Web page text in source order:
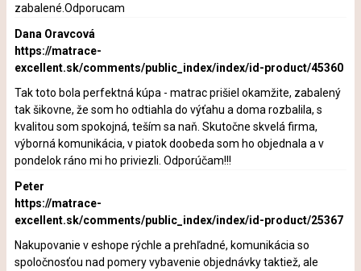
zabalené.Odporucam
Dana Oravcová
https://matrace-
excellent.sk/comments/public_index/index/id-product/45360
Tak toto bola perfektná kúpa - matrac prišiel okamžite, zabalený
tak šikovne, že som ho odtiahla do výťahu a doma rozbalila, s
kvalitou som spokojná, teším sa naň. Skutočne skvelá firma,
výborná komunikácia, v piatok doobeda som ho objednala a v
pondelok ráno mi ho priviezli. Odporúčam!!!
Peter
https://matrace-
excellent.sk/comments/public_index/index/id-product/25367
Nakupovanie v eshope rýchle a prehľadné, komunikácia so
spoločnosťou nad pomery vybavenie objednávky taktiež, ale